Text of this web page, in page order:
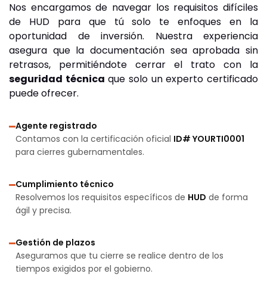
Nos encargamos de navegar los requisitos difíciles
de HUD para que tú solo te enfoques en la
oportunidad de inversión. Nuestra experiencia
asegura que la documentación sea aprobada sin
retrasos, permitiéndote cerrar el trato con la
seguridad técnica que solo un experto certificado
puede ofrecer.
Agente registrado
Contamos con la certificación oficial ID# YOURTI0001
para cierres gubernamentales.
Cumplimiento técnico
Resolvemos los requisitos específicos de HUD de forma
ágil y precisa.
Gestión de plazos
Aseguramos que tu cierre se realice dentro de los
tiempos exigidos por el gobierno.